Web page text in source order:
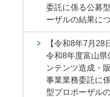
委託に係る公募
ーザルの結果に
【令和8年7月28
令和8年度富山県
ンテンツ造成・
事業業務委託に
型プロポーザル